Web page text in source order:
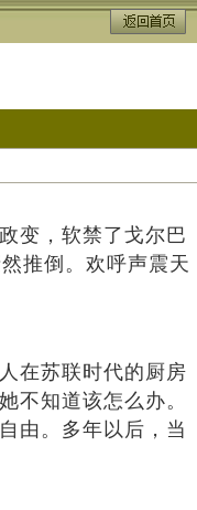
变，软禁了戈尔巴
推倒。欢呼声震天
在苏联时代的厨房
不知道该怎么办。
由。多年以后，当